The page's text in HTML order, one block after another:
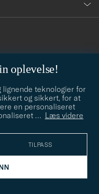
oplevelse!
lignende teknologier for
og sikkert, for at
en personaliseret
… Læs videre
TILPASS